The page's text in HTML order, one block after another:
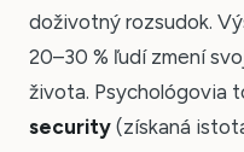
doživotný rozsudok.
20–30 % ľudí zmení
života. Psychológovia
security (získaná